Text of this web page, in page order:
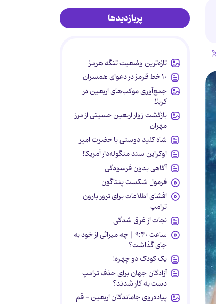
پربازدیدها
تازه‌ترین وضعیت تنگه هرمز
۱۰ خط قرمز در دعوای همسران
جمع‌آوری موکب‌های اربعین در
کربلا
بازگشت زوار اربعین حسینی از مرز
مهران
شاه کلید دوستی با حضرت امیر
اوکراین سند منگوله‌دار آمریکا!
آگاهی بدون فرسودگی
فرمول شکست پنتاگون
افشای اطلاعات برای ترور بارون
ترامپ
نجات از غرق شدگی
ساعت ۹:۴۰ | چه میراثی از خود به
جای گذاشت؟
یک کودک دو چهره!
آزادگان جهان برای حذف ترامپ
دست به کار شدند؟
پیاده‌روی جاماندگان اربعین - قم